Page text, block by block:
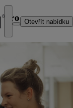
Otevřít nabídku
pro para